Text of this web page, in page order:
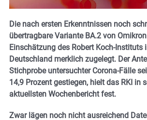
Die nach ersten Erkenntnissen noch
übertragbare Variante BA.2 von
Einschätzung des Robert Koch-Instituts
Deutschland merklich zugelegt. Der
Stichprobe untersuchter Corona-Fälle
14,9 Prozent gestiegen, hielt das RKI in
aktuellsten Wochenbericht fest.
Zwar lägen noch nicht ausreichend